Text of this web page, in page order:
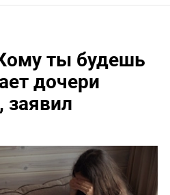
ты будешь
дочери